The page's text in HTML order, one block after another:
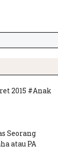
2015 #Anak
Seorang
atau PA